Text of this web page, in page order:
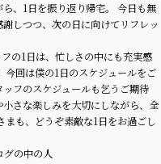
、1日を振り返り帰宅。 今日も無
しつつ、次の日に向けてリフレッ
の1日は、忙しさの中にも充実感
今回は僕の1日のスケジュールをご
フのスケジュールも乞うご期待
さな楽しみを大切にしながら、全
まも、どうぞ素敵な1日をお過ごし
グの中の人